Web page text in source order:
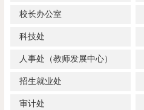
校长办公室
科技处
人事处（教师发展中心）
招生就业处
审计处